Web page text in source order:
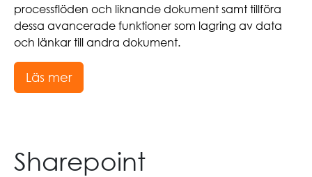
processflöden och liknande dokument samt tillföra
dessa avancerade funktioner som lagring av data
och länkar till andra dokument.
Läs mer
Sharepoint